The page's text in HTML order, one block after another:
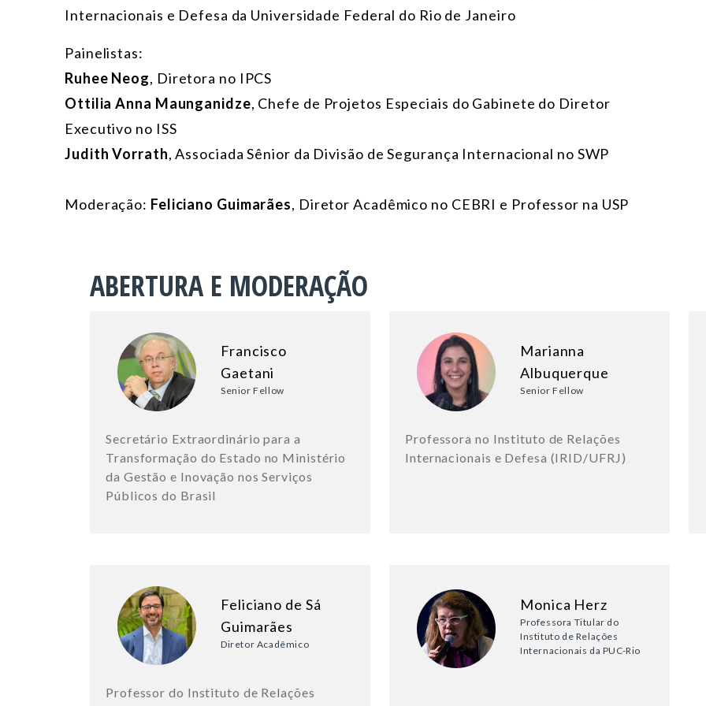
Internacionais e Defesa da Universidade Federal do Rio de Janeiro
Painelistas:
Ruhee Neog, Diretora no IPCS
Ottilia Anna Maunganidze, Chefe de Projetos Especiais do Gabinete do Diretor
Executivo no ISS
Judith Vorrath, Associada Sênior da Divisão de Segurança Internacional no SWP
Moderação: Feliciano Guimarães, Diretor Acadêmico no CEBRI e Professor na USP
ABERTURA E MODERAÇÃO
Francisco
Gaetani
Senior Fellow
Secretário Extraordinário para a
Transformação do Estado no Ministério
da Gestão e Inovação nos Serviços
Públicos do Brasil
Marianna
Albuquerque
Senior Fellow
Professora no Instituto de Relações
Internacionais e Defesa (IRID/UFRJ)
Feliciano de Sá
Guimarães
Diretor Acadêmico
Professor do Instituto de Relações
Monica Herz
Professora Titular do
Instituto de Relações
Internacionais da PUC-Rio